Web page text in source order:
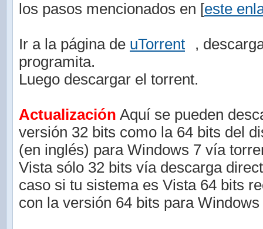
los pasos mencionados en [este
Ir a la página de uTorrent
,
programita.
Luego descargar el torrent.
Actualización Aquí se pueden
versión 32 bits como la 64 bits del
(en inglés) para Windows 7 vía
Vista sólo 32 bits vía descarga
caso si tu sistema es Vista 64 bits
con la versión 64 bits para Windows